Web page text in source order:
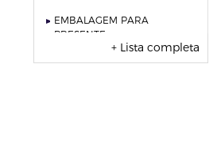
EMBALAGEM PARA
PRESENTE
+ Lista completa